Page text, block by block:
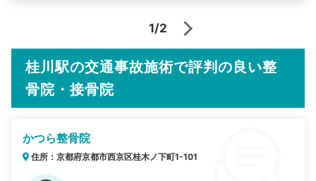
1/2
桂川駅の交通事故施術で評判の良い整
骨院・接骨院
かつら整骨院
住所：京都府京都市西京区桂木ノ下町1-101